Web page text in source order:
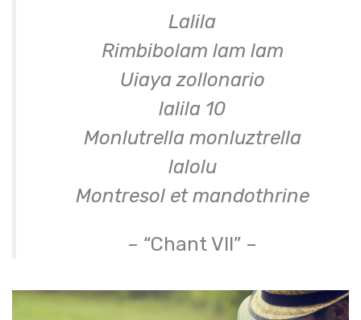
Lalila
Rimbibolam lam lam
Uiaya zollonario
lalila 10
Monlutrella monluztrella
lalolu
Montresol et mandothrine
– “Chant VII” –